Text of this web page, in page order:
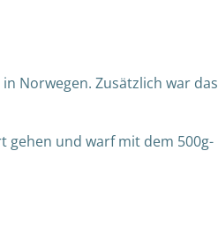
Norwegen. Zusätzlich war das
gehen und warf mit dem 500g-